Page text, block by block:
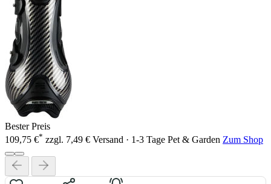
Bester Preis
109,75 €* zzgl. 7,49 € Versand · 1-3 Tage Pet & Garden Zum Shop